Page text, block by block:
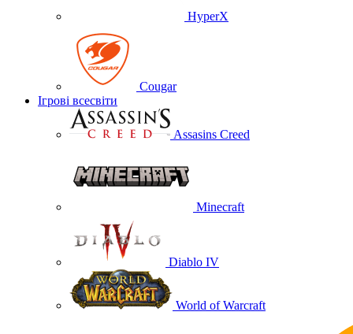
HyperX
Cougar
Ігрові всесвіти
Assasins Creed
Minecraft
Diablo IV
World of Warcraft